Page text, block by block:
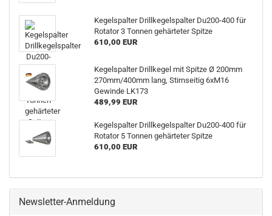
Kegelspalter Drillkegelspalter Du200-400 für
Rotator 3 Tonnen gehärteter Spitze
610,00 EUR
Kegelspalter Drillkegel mit Spitze Ø 200mm
270mm/400mm lang, Stirnseitig 6xM16
Gewinde LK173
489,99 EUR
Kegelspalter Drillkegelspalter Du200-400 für
Rotator 5 Tonnen gehärteter Spitze
610,00 EUR
Newsletter-Anmeldung